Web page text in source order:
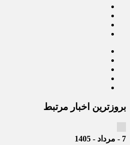
بروزترین اخبار مرتبط
7 - مرداد - 1405